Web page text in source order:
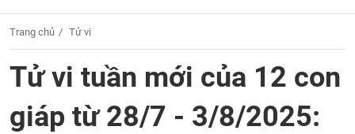
Trang chủ Tử vi
Tử vi tuần mới của 12 con
giáp từ 28/7 - 3/8/2025: